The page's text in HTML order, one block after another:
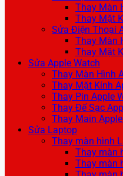
Thay Màn
Thay Mặt
Sửa Điện Thoại
Thay Màn
Thay Mặt
Sửa Apple Watch
Thay Màn Hình
Thay Mặt Kính
Thay Pin Apple
Thay Đế Sạc
Thay Main
Sửa Laptop
Thay màn hình
Thay màn
Thay màn